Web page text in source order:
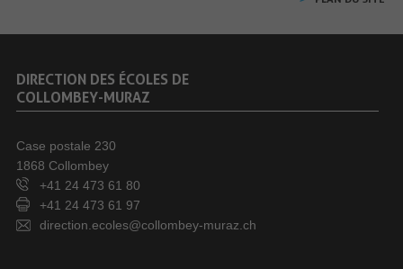
DIRECTION DES ÉCOLES DE
COLLOMBEY-MURAZ
Case postale 230
1868 Collombey
+41 24 473 61 80
+41 24 473 61 97
direction.ecoles@collombey-muraz.ch